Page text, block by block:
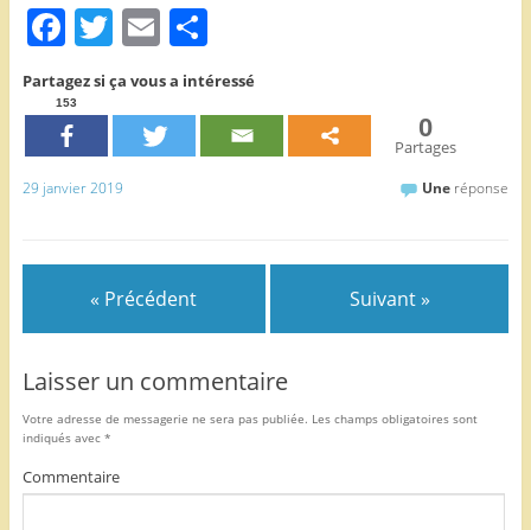
F
a
c
e
b
o
T
w
itt
er
E
m
ai
l
P
ar
ta
Partagez si ça vous a intéressé
153
0
Partages
29 janvier 2019 Une réponse
« Précédent Suivant »
Laisser un commentaire
Votre adresse de messagerie ne sera pas publiée. Les champs obligatoires sont
indiqués avec *
Commentaire